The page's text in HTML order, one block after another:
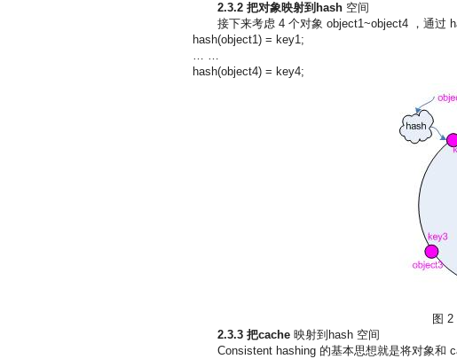
2.3.2 把对象映射到hash空间
接下来考虑 4 个对象 object1~object4 ，通过
hash(object1) = key1;
… …
hash(object4) = key4;
图
2.3.3 把cache映射到hash 空间
Consistent hashing 的基本思想就是将对象和